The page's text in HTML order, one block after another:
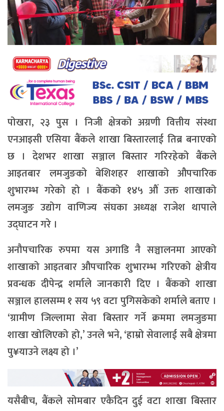
पोखरा, २३ पुस । निजी क्षेत्रको अग्रणी वित्तीय संस्था
एनआइसी एसिया बैंकले शाखा बिस्तारलाई तिब्र बनाएको
छ । देशभर शाखा सञ्जाल बिस्तार गरिरहेको बैंकले
आइतबार लमजुङको बेशिशहर शाखाको औपचारिक
शुभारम्भ गरेको हो । बैंकको १४५ औं उक्त शाखाको
लमजुङ उद्योग वाणिज्य संघका अध्यक्ष राजेश थापाले
उद्घाटन गरे ।
अनौपचारिक रुपमा यस अगाडि नै सञ्चालनमा आएको
शाखाको आइतबार औपचारिक शुभारम्भ गरिएको क्षेत्रीय
प्रवन्धक दीपेन्द्र शर्माले जानकारी दिए । बैंकको शाखा
सञ्जाल हालसम्म १ सय ५९ वटा पुगिसकेको शर्माले बताए ।
‘ग्रामीण जिल्लामा सेवा बिस्तार गर्ने क्रममा लमजुङमा
शाखा खोलिएको हो,’ उनले भने, ‘हाम्रो सेवालाई सबै क्षेत्रमा
पु¥याउने लक्ष्य हो ।’
यसैबीच, बैंकले सोमबार एकैदिन दुई वटा शाखा बिस्तार